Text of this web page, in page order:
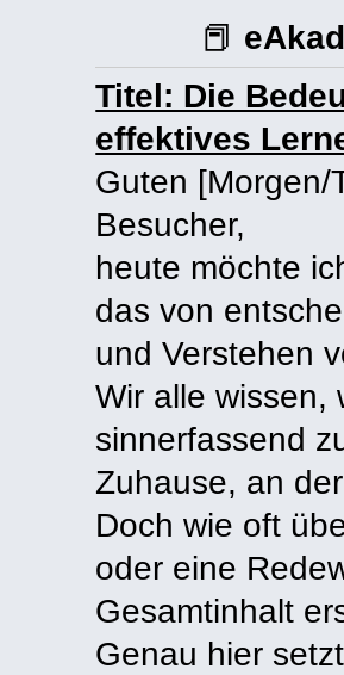
📕
Titel: Die
effektives
Guten [Morgen/
Besucher,
heute möchte
das von
und Verstehen
Wir alle wissen,
sinnerfassend
Zuhause, an
Doch wie oft
oder eine
Gesamtinhalt
Genau hier